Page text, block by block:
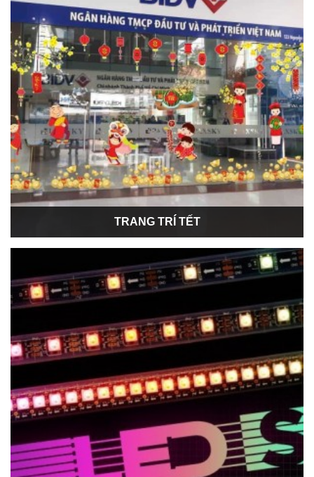
TRANG TRÍ TẾT